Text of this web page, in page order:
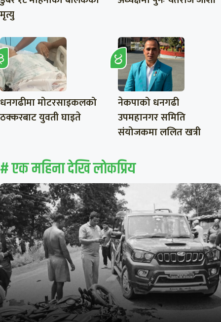
मृत्यु
धनगढीमा मोटरसाइकलको
ठक्करबाट युवती घाइते
नेकपाको धनगढी
उपमहानगर समिति
संयोजकमा ललित खत्री
# एक महिना देखि लाेकप्रिय